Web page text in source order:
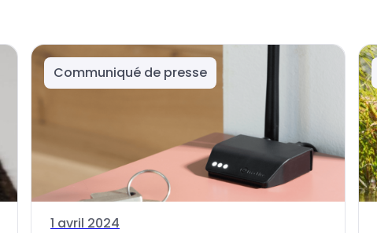
Communiqué de presse
1 avril 2024